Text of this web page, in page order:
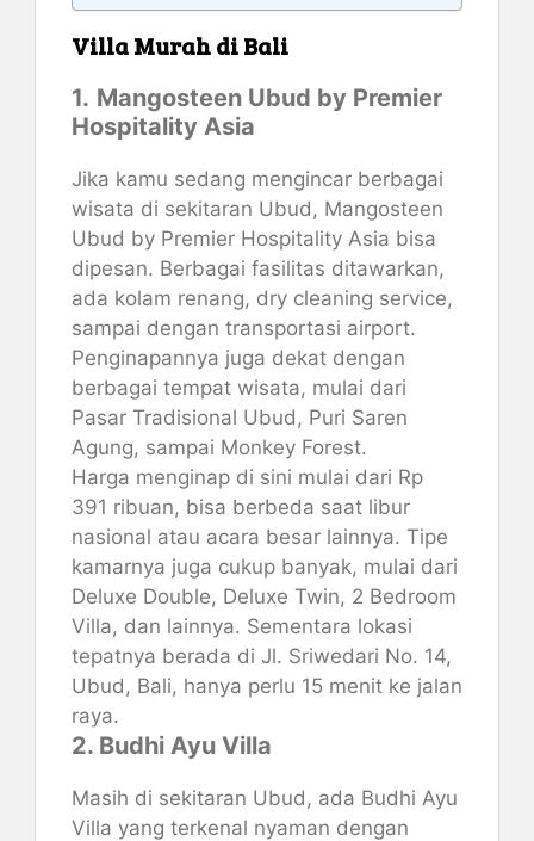
Villa Murah di Bali
1. Mangosteen Ubud by Premier
Hospitality Asia
Jika kamu sedang mengincar berbagai
wisata di sekitaran Ubud, Mangosteen
Ubud by Premier Hospitality Asia bisa
dipesan. Berbagai fasilitas ditawarkan,
ada kolam renang, dry cleaning service,
sampai dengan transportasi airport.
Penginapannya juga dekat dengan
berbagai tempat wisata, mulai dari
Pasar Tradisional Ubud, Puri Saren
Agung, sampai Monkey Forest.
Harga menginap di sini mulai dari Rp
391 ribuan, bisa berbeda saat libur
nasional atau acara besar lainnya. Tipe
kamarnya juga cukup banyak, mulai dari
Deluxe Double, Deluxe Twin, 2 Bedroom
Villa, dan lainnya. Sementara lokasi
tepatnya berada di Jl. Sriwedari No. 14,
Ubud, Bali, hanya perlu 15 menit ke jalan
raya.
2. Budhi Ayu Villa
Masih di sekitaran Ubud, ada Budhi Ayu
Villa yang terkenal nyaman dengan